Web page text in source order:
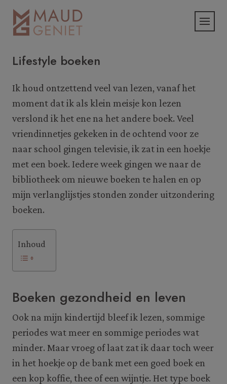
Lifestyle boeken
Ik houd ontzettend veel van lezen, vanaf het
moment dat ik als klein meisje kon lezen
verslond ik het ene na het andere boek. Veel
vriendinnetjes gekeken in de ochtend voor ze
naar school gingen televisie, ik zat in een hoekje
met een boek. Iedere week gingen we naar de
bibliotheek om nieuwe boeken te halen en op
mijn verlanglijstjes stonden zonder uitzondering
boeken.
Inhoud
Boeken gezondheid en leven
Ook na mijn kindertijd bleef ik lezen, sommige
periodes wat meer en sommige periodes wat
minder. Maar vroeg of laat zat ik daar toch weer
in het hoekje op de bank met een goed boek en
een kop koffie, thee of een wijntje. Het type boek